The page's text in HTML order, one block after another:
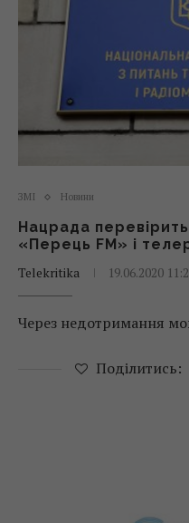
ЗМІ Новини
Нацрада
«Перець FM» і
Telekritika
19.06.2020
Через недотримання
Поділитись: